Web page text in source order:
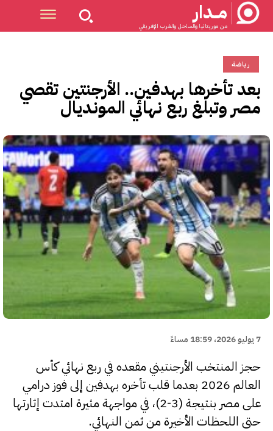
مــدار
من موريتانيا والساحل والغرب الإفريقي
رياضة
بعد تأخرها بهدفين.. الأرجنتين تقصي
مصر وتبلغ ربع نهائي المونديال
7 يوليو 2026، 18:59 مساءً
حجز المنتخب الأرجنتيني مقعده في ربع نهائي كأس
العالم 2026 بعدما قلب تأخره بهدفين إلى فوز درامي
على مصر بنتيجة (3-2)، في مواجهة مثيرة امتدت إثارتها
حتى اللحظات الأخيرة من ثمن النهائي.